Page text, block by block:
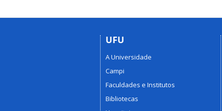
UFU
A Universidade
Campi
Faculdades e Institutos
Bibliotecas